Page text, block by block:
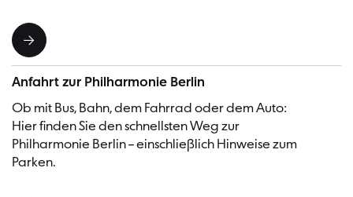
Anfahrt zur Philharmonie Berlin
Ob mit Bus, Bahn, dem Fahrrad oder dem Auto:
Hier finden Sie den schnellsten Weg zur
Philharmonie Berlin – einschließlich Hinweise zum
Parken.